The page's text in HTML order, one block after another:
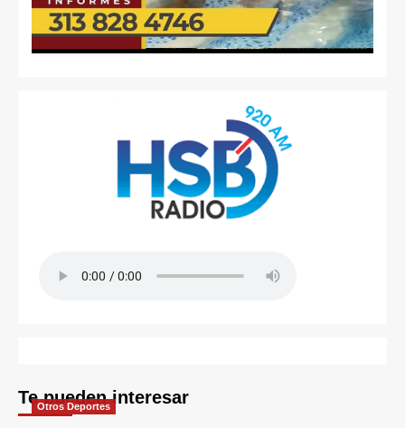
Te pueden interesar
Otros Deportes